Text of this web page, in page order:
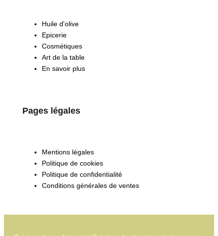
Huile d'olive
Epicerie
Cosmétiques
Art de la table
En savoir plus
Pages légales
Mentions légales
Politique de cookies
Politique de confidentialité
Conditions générales de ventes